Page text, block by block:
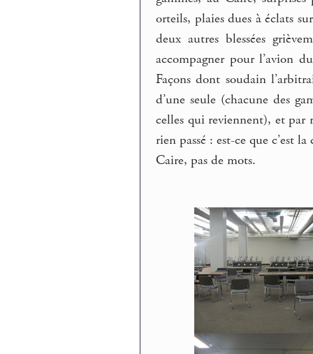
orteils, plaies dues à éclats
deux autres blessées
accompagner pour l’avion
Façons dont soudain
d’une seule (chacune des
celles qui reviennent), et par
rien passé : est-ce que c’est
Caire, pas de mots.